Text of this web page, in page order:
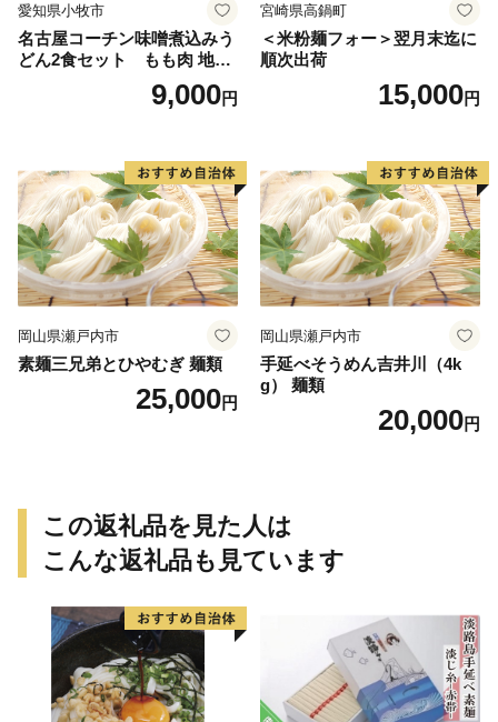
愛知県小牧市
名古屋コーチン味噌煮込みう
どん2食セット もも肉 地鶏
9,000円
宮崎県高鍋町
＜米粉麺フォー＞翌月末迄に
順次出荷
15,000円
岡山県瀬戸内市
素麺三兄弟とひやむぎ 麺類
25,000円
岡山県瀬戸内市
手延べそうめん吉井川（4k
g） 麺類
20,000円
この返礼品を見た人は
こんな返礼品も見ています